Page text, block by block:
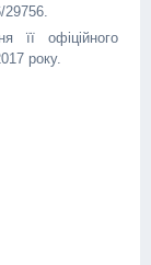
29756.
її офіційного
року.